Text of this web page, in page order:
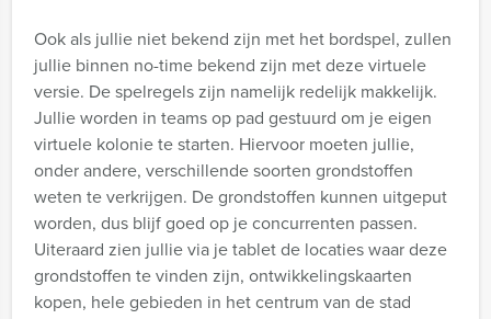
Ook als jullie niet bekend zijn met het bordspel, zullen
jullie binnen no-time bekend zijn met deze virtuele
versie. De spelregels zijn namelijk redelijk makkelijk.
Jullie worden in teams op pad gestuurd om je eigen
virtuele kolonie te starten. Hiervoor moeten jullie,
onder andere, verschillende soorten grondstoffen
weten te verkrijgen. De grondstoffen kunnen uitgeput
worden, dus blijf goed op je concurrenten passen.
Uiteraard zien jullie via je tablet de locaties waar deze
grondstoffen te vinden zijn, ontwikkelingskaarten
kopen, hele gebieden in het centrum van de stad